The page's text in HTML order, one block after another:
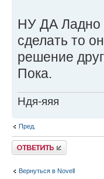
НУ ДА Ладно
сделать то
решение
Пока.
Ндя-яяя
Пред.
Ответить
Вернуться в Novell